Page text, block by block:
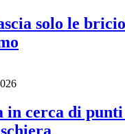
solo le
in cerca di punti